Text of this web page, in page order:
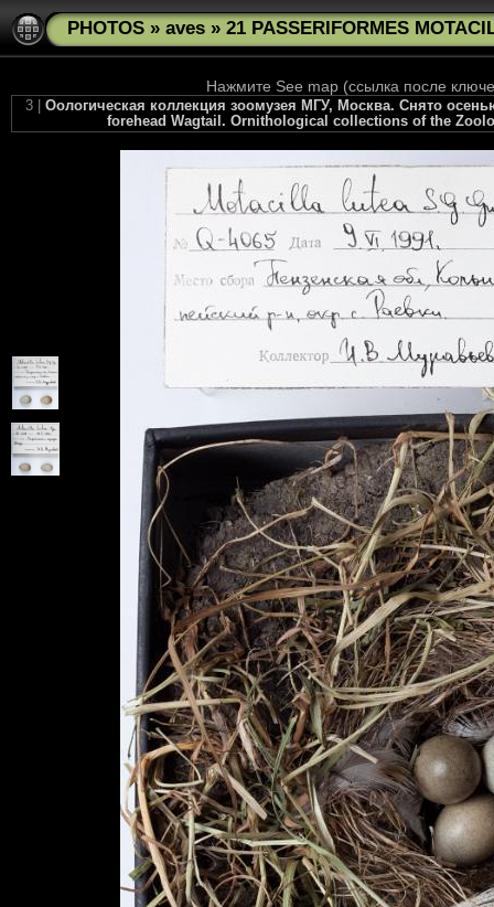
PHOTOS » aves » 21 PASSERIFORMES
Нажмите See map (ссылка после
3 | Оологическая коллекция зоомузея МГУ, Москва. Снято
forehead Wagtail. Ornithological collections of the